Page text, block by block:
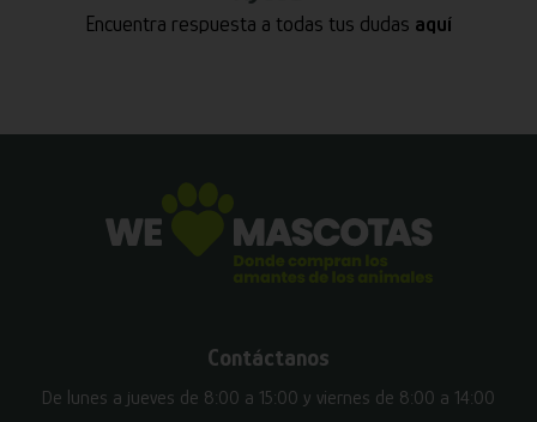
Encuentra respuesta a todas tus dudas aquí
Contáctanos
De lunes a jueves de 8:00 a 15:00 y viernes de 8:00 a 14:00